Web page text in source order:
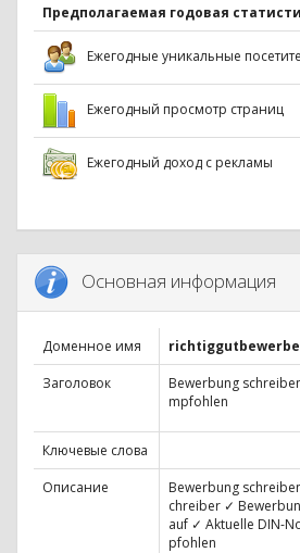
Предполагаемая годовая
Ежегодные уникальные
Ежегодный просмотр страниц
Ежегодный доход с рекламы
Основная информация
Доменное имя
Заголовок
Bewerbung
mpfohlen
Ключевые слова
Описание
Bewerbung
chreiber ✓
auf ✓ Aktuelle DIN-
pfohlen